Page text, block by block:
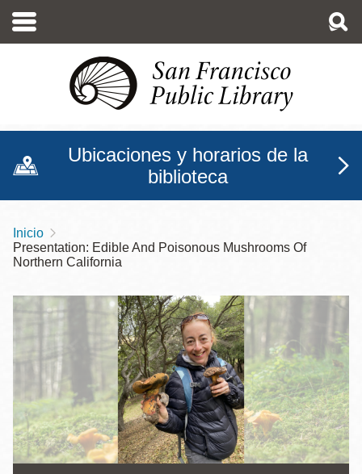
contenido
Ubicaciones y horarios de la
biblioteca
Sobrescribir
enlaces
de
ayuda
a
navegación
Inicio
Presentation: Edible And Poisonous Mushrooms Of
Northern California